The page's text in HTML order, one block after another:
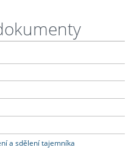
a sdělení tajemníka